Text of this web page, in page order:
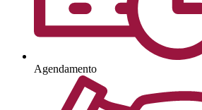
Agendamento